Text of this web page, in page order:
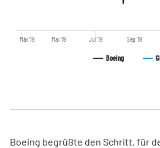
Boeing
Mär '19 Mai '19 Jul '19 Sep '19
Boeing begrüßte den Schritt, für